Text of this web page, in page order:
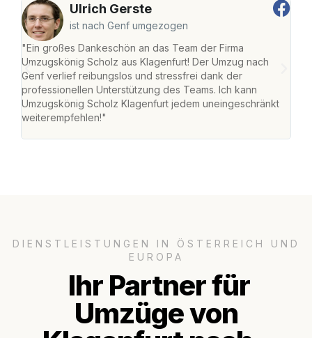
Ulrich Gerste
ist nach Genf umgezogen
"Ein großes Dankeschön an das Team der Firma
Umzugskönig Scholz aus Klagenfurt! Der Umzug nach
Genf verlief reibungslos und stressfrei dank der
professionellen Unterstützung des Teams. Ich kann
Umzugskönig Scholz Klagenfurt jedem uneingeschränkt
weiterempfehlen!"
DIENSTLEISTUNGEN IN ÖSTERREICH UND
EUROPA
Ihr Partner für
Umzüge von